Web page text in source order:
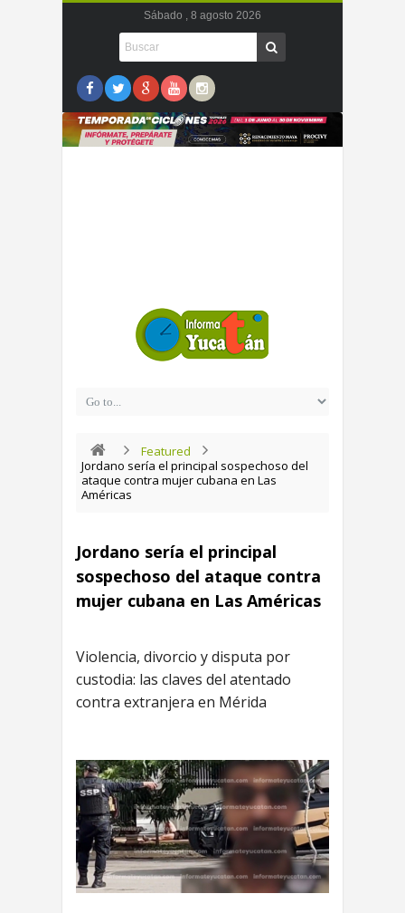
Sábado , 8 agosto 2026
Featured
Jordano sería el principal sospechoso del
ataque contra mujer cubana en Las
Américas
Jordano sería el principal
sospechoso del ataque contra
mujer cubana en Las Américas
Violencia, divorcio y disputa por
custodia: las claves del atentado
contra extranjera en Mérida